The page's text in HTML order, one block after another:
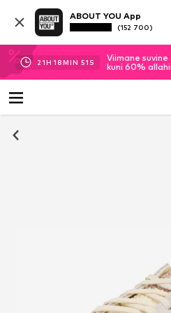
ABOUT YOU App
(152 700)
21H 18MIN 50 S
Viimane
kuni 60%